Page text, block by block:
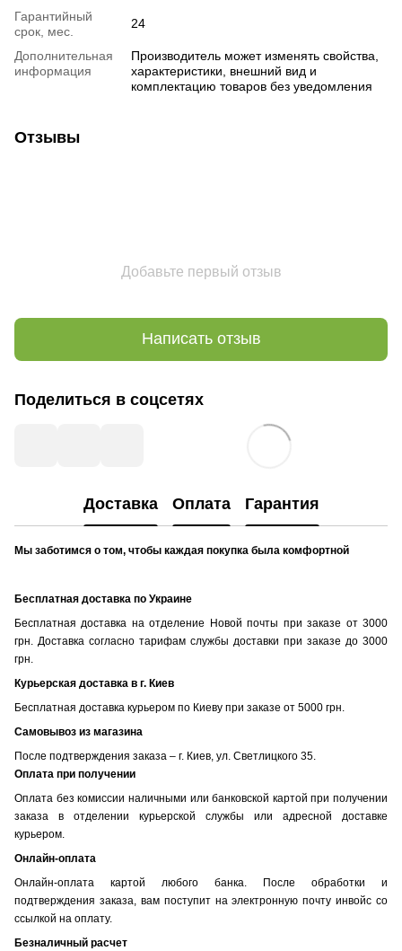
Гарантийный
срок, мес.
24
Дополнительная
информация
Производитель может изменять свойства,
характеристики, внешний вид и
комплектацию товаров без уведомления
Отзывы
Добавьте первый отзыв
Написать отзыв
Поделиться в соцсетях
Доставка Оплата Гарантия
Мы заботимся о том, чтобы каждая покупка была комфортной
Бесплатная доставка по Украине
Бесплатная доставка на отделение Новой почты при заказе от 3000
грн. Доставка согласно тарифам службы доставки при заказе до 3000
грн.
Курьерская доставка в г. Киев
Бесплатная доставка курьером по Киеву при заказе от 5000 грн.
Самовывоз из магазина
После подтверждения заказа – г. Киев, ул. Светлицкого 35.
Оплата при получении
Оплата без комиссии наличными или банковской картой при получении
заказа в отделении курьерской службы или адресной доставке
курьером.
Онлайн-оплата
Онлайн-оплата картой любого банка. После обработки и
подтверждения заказа, вам поступит на электронную почту инвойс со
ссылкой на оплату.
Безналичный расчет